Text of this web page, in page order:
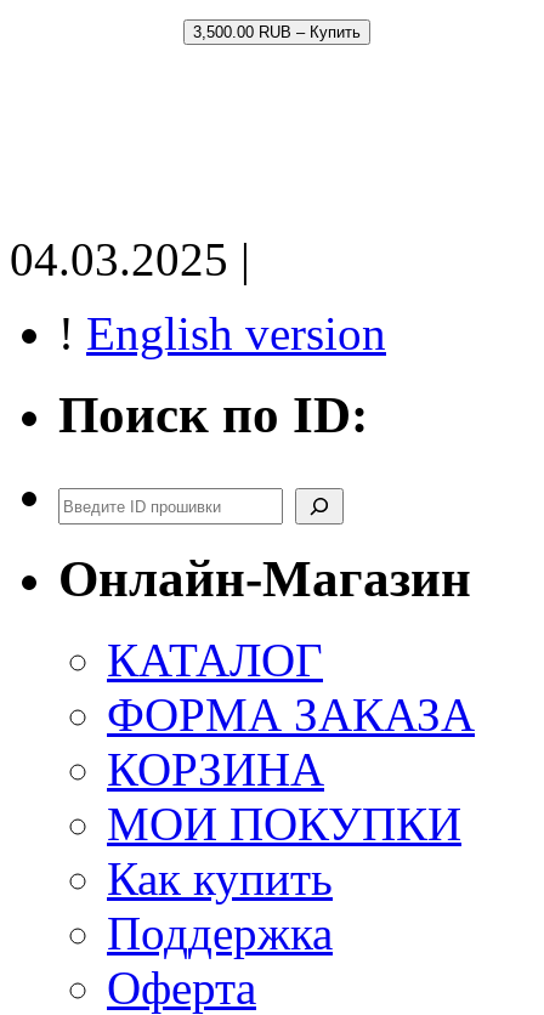
3,500.00 RUB – Купить
04.03.2025 |
! English version
Поиск по ID:
Поиск
Онлайн-Магазин
КАТАЛОГ
ФОРМА ЗАКАЗА
КОРЗИНА
МОИ ПОКУПКИ
Как купить
Поддержка
Оферта